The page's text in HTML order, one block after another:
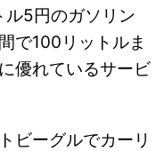
ル5円のガソリン
で100リットルま
優れているサービ
ビーグルでカーリ